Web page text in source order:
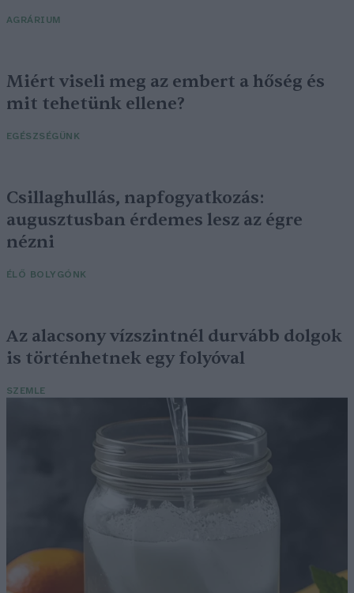
AGRÁRIUM
Miért viseli meg az embert a hőség és
mit tehetünk ellene?
EGÉSZSÉGÜNK
Csillaghullás, napfogyatkozás:
augusztusban érdemes lesz az égre
nézni
ÉLŐ BOLYGÓNK
Az alacsony vízszintnél durvább dolgok
is történhetnek egy folyóval
SZEMLE